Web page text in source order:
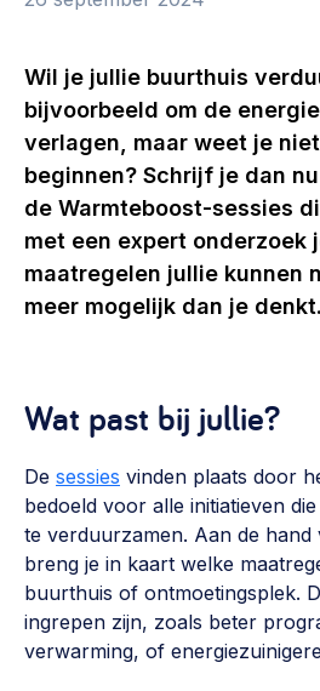
Vrijwilligers en medewerkers
>
Eigen gebouw
Huren of kopen, maatschappelijk
ontmoetingsplekken >
Sociaal ondernemen
Bewonersbedrijf starten,
Buurtbewoners verbinden
Zorgzame gemeenschappen
uitbreiden >
Wijkaanpak
Werken aan de wijk, ABCD,
Weerbare gemeenschappen
Voorbereiden op crisis,
Bijeenkomsten
Team
Lid worden
Vraag stellen
030 231 7511
Wil je jullie buurthuis
bijvoorbeeld om de
verlagen, maar weet je
beginnen? Schrijf je dan
de Warmteboost-sessies
met een expert onderzoek
maatregelen jullie kunnen
meer mogelijk dan je denkt.
Wat past bij jullie?
De sessies vinden plaats door
bedoeld voor alle initiatieven
te verduurzamen. Aan de
breng je in kaart welke
buurthuis of ontmoetingsplek.
ingrepen zijn, zoals beter
verwarming, of